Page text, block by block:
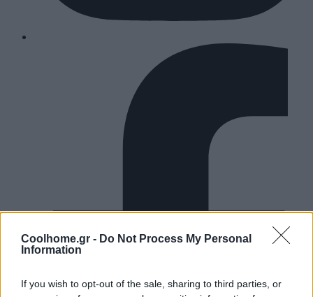
Coolhome.gr - Do Not Process My Personal
Information
If you wish to opt-out of the sale, sharing to third parties, or